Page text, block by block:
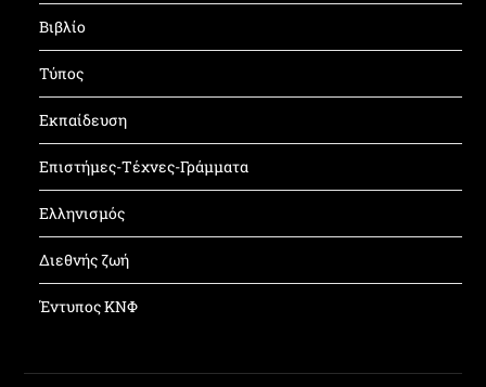
Βιβλίο
Τύπος
Εκπαίδευση
Επιστήμες-Τέχνες-Γράμματα
Ελληνισμός
Διεθνής ζωή
Έντυπος ΚΝΦ